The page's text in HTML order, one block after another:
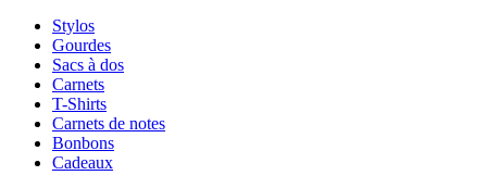
Stylos
Gourdes
Sacs à dos
Carnets
T-Shirts
Carnets de notes
Bonbons
Cadeaux